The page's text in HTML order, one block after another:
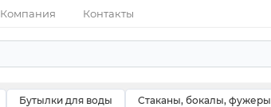
Компания Контакты
Бутылки для воды Стаканы, бокалы, фужеры